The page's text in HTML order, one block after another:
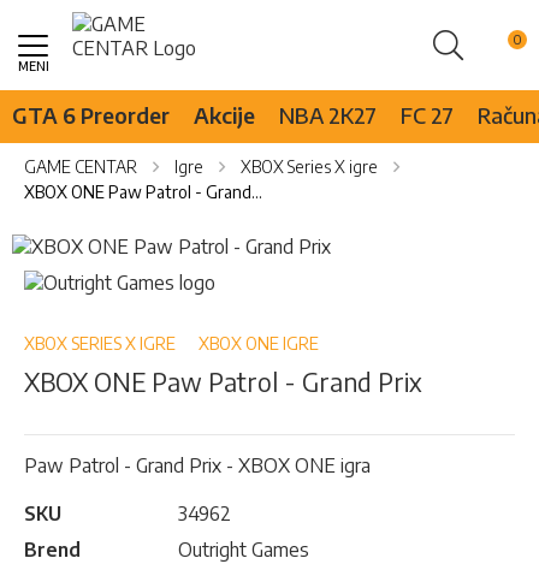
Pretraži
Skip
Content
GTA 6 Preorder Akcije NBA 2K27 FC 27
GAME CENTAR Igre
XBOX Series X igre
XBOX ONE Paw Patrol - Grand Prix
Skip
to
the
of
images
Skip
to
beginning
the
gallery
XBOX SERIES X IGRE XBOX ONE IGRE
XBOX ONE Paw Patrol - Grand Prix
Paw Patrol - Grand Prix - XBOX ONE igra
SKU
34962
Brend
Outright Games